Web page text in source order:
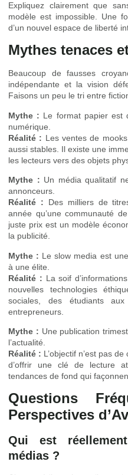
Expliquez clairement que
modèle est impossible. Une
d’un nouvel espace de liberté
Mythes tenaces
Beaucoup de fausses
indépendante et la vision
Faisons un peu le tri entre
Mythe : Le format papier est
numérique.
Réalité : Les ventes de
aussi stables. Il existe une
les lecteurs vers des objets
Mythe : Un média qualitatif
annonceurs.
Réalité : Des milliers de
année qu’une communauté
juste prix est un modèle
la publicité.
Mythe : Le slow media est
à une élite.
Réalité : La soif
nouvelles technologies
sociales, des étudiants
entrepreneurs.
Mythe : Une publication
l’actualité.
Réalité : L’objectif n’est pas
d’offrir une clé de lecture
tendances de fond qui
Questions
Perspectives
Qui est
médias ?